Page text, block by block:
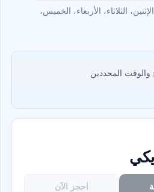
الثلاثاء، الأربعاء، الخميس،
والوقت المحددين
احجز الآن